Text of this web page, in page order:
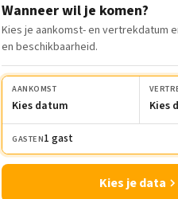
Wanneer wil je komen?
Kies je aankomst- en vertrekdatum
en beschikbaarheid.
AANKOMST
Kies datum Kies
GASTEN1 gast
Kies je data